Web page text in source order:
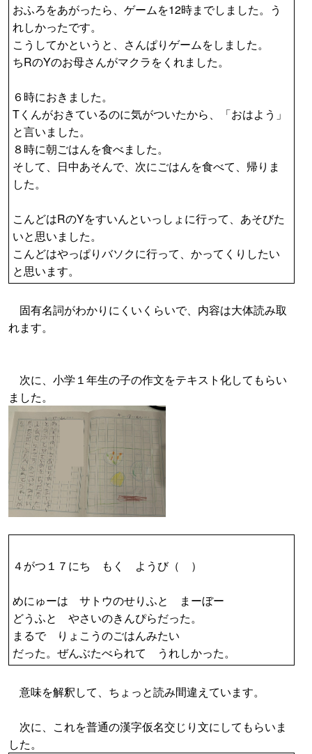
おふろをあがったら、ゲームを12時までしました。う
れしかったです。
こうしてかというと、さんぱりゲームをしました。
ちRのYのお母さんがマクラをくれました。
６時におきました。
Tくんがおきているのに気がついたから、「おはよう」
と言いました。
８時に朝ごはんを食べました。
そして、日中あそんで、次にごはんを食べて、帰りま
した。
こんどはRのYをすいんといっしょに行って、あそびた
いと思いました。
こんどはやっぱりバソクに行って、かってくりしたい
と思います。
固有名詞がわかりにくいくらいで、内容は大体読み取
れます。
次に、小学１年生の子の作文をテキスト化してもらい
ました。
４がつ１７にち もく ようび（ ）
めにゅーは サトウのせりふと まーぼー
どうふと やさいのきんぴらだった。
まるで りょこうのごはんみたい
だった。ぜんぶたべられて うれしかった。
意味を解釈して、ちょっと読み間違えています。
次に、これを普通の漢字仮名交じり文にしてもらいま
した。